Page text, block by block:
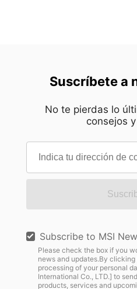
Suscríbete a
No te pierdas lo
consejos
Subscribe to MSI
Please check the box if you
news and updates.By
processing of your personal
International Co., LTD.] to
products, services and